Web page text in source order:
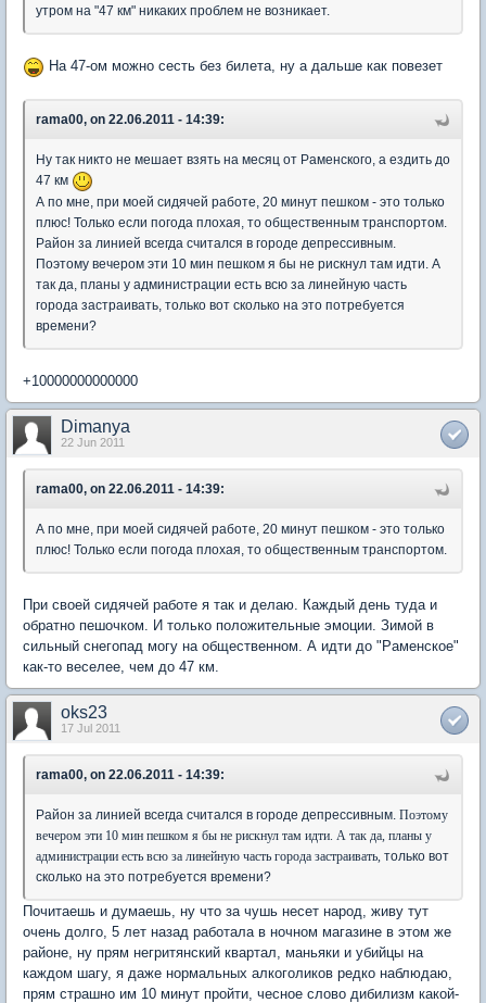
утром на "47 км" никаких проблем не возникает.
На 47-ом можно сесть без билета, ну а дальше как повезет
rama00, on 22.06.2011 - 14:39:
Ну так никто не мешает взять на месяц от Раменского, а ездить до
47 км
А по мне, при моей сидячей работе, 20 минут пешком - это только
плюс! Только если погода плохая, то общественным транспортом.
Район за линией всегда считался в городе депрессивным.
Поэтому вечером эти 10 мин пешком я бы не рискнул там идти. А
так да, планы у администрации есть всю за линейную часть
города застраивать, только вот сколько на это потребуется
времени?
+10000000000000
Dimanya
22 Jun 2011
rama00, on 22.06.2011 - 14:39:
А по мне, при моей сидячей работе, 20 минут пешком - это только
плюс! Только если погода плохая, то общественным транспортом.
При своей сидячей работе я так и делаю. Каждый день туда и
обратно пешочком. И только положительные эмоции. Зимой в
сильный снегопад могу на общественном. А идти до "Раменское"
как-то веселее, чем до 47 км.
oks23
17 Jul 2011
rama00, on 22.06.2011 - 14:39:
Район за линией всегда считался в городе депрессивным. Поэтому
вечером эти 10 мин пешком я бы не рискнул там идти. А так да, планы у
администрации есть всю за линейную часть города застраивать, только вот
сколько на это потребуется времени?
Почитаешь и думаешь, ну что за чушь несет народ, живу тут
очень долго, 5 лет назад работала в ночном магазине в этом же
районе, ну прям негритянский квартал, маньяки и убийцы на
каждом шагу, я даже нормальных алкоголиков редко наблюдаю,
прям страшно им 10 минут пройти, чесное слово дибилизм какой-